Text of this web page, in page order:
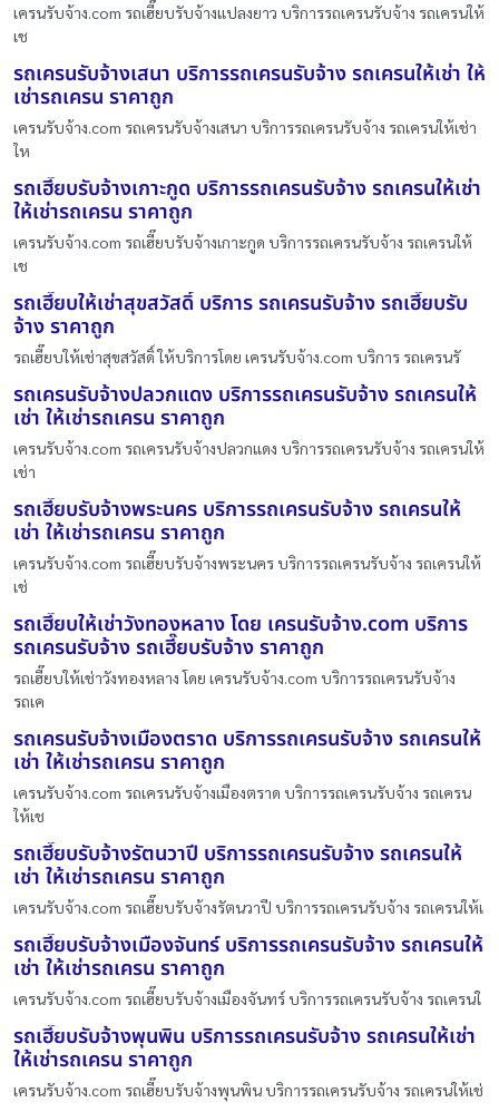
เครนรับจ้าง.com รถเฮี๊ยบรับจ้างแปลงยาว บริการรถเครนรับจ้าง รถเครนให้
เช
รถเครนรับจ้างเสนา บริการรถเครนรับจ้าง รถเครนให้เช่า ให้
เช่ารถเครน ราคาถูก
เครนรับจ้าง.com รถเครนรับจ้างเสนา บริการรถเครนรับจ้าง รถเครนให้เช่า
ให
รถเฮี๊ยบรับจ้างเกาะกูด บริการรถเครนรับจ้าง รถเครนให้เช่า
ให้เช่ารถเครน ราคาถูก
เครนรับจ้าง.com รถเฮี๊ยบรับจ้างเกาะกูด บริการรถเครนรับจ้าง รถเครนให้
เช
รถเฮี๊ยบให้เช่าสุขสวัสดิ์ บริการ รถเครนรับจ้าง รถเฮี๊ยบรับ
จ้าง ราคาถูก
รถเฮี๊ยบให้เช่าสุขสวัสดิ์ ให้บริการโดย เครนรับจ้าง.com บริการ รถเครนรั
รถเครนรับจ้างปลวกแดง บริการรถเครนรับจ้าง รถเครนให้
เช่า ให้เช่ารถเครน ราคาถูก
เครนรับจ้าง.com รถเครนรับจ้างปลวกแดง บริการรถเครนรับจ้าง รถเครนให้
เช่า
รถเฮี๊ยบรับจ้างพระนคร บริการรถเครนรับจ้าง รถเครนให้
เช่า ให้เช่ารถเครน ราคาถูก
เครนรับจ้าง.com รถเฮี๊ยบรับจ้างพระนคร บริการรถเครนรับจ้าง รถเครนให้
เช่
รถเฮี๊ยบให้เช่าวังทองหลาง โดย เครนรับจ้าง.com บริการ
รถเครนรับจ้าง รถเฮี๊ยบรับจ้าง ราคาถูก
รถเฮี๊ยบให้เช่าวังทองหลาง โดย เครนรับจ้าง.com บริการรถเครนรับจ้าง
รถเค
รถเครนรับจ้างเมืองตราด บริการรถเครนรับจ้าง รถเครนให้
เช่า ให้เช่ารถเครน ราคาถูก
เครนรับจ้าง.com รถเครนรับจ้างเมืองตราด บริการรถเครนรับจ้าง รถเครน
ให้เช
รถเฮี๊ยบรับจ้างรัตนวาปี บริการรถเครนรับจ้าง รถเครนให้
เช่า ให้เช่ารถเครน ราคาถูก
เครนรับจ้าง.com รถเฮี๊ยบรับจ้างรัตนวาปี บริการรถเครนรับจ้าง รถเครนให้เ
รถเฮี๊ยบรับจ้างเมืองจันทร์ บริการรถเครนรับจ้าง รถเครนให้
เช่า ให้เช่ารถเครน ราคาถูก
เครนรับจ้าง.com รถเฮี๊ยบรับจ้างเมืองจันทร์ บริการรถเครนรับจ้าง รถเครนใ
รถเฮี๊ยบรับจ้างพุนพิน บริการรถเครนรับจ้าง รถเครนให้เช่า
ให้เช่ารถเครน ราคาถูก
เครนรับจ้าง.com รถเฮี๊ยบรับจ้างพุนพิน บริการรถเครนรับจ้าง รถเครนให้เช่